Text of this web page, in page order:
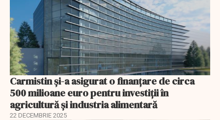
Carmistin și-a asigurat o finanțare de circa
500 milioane euro pentru investiții în
agricultură și industria alimentară
22 DECEMBRIE 2025